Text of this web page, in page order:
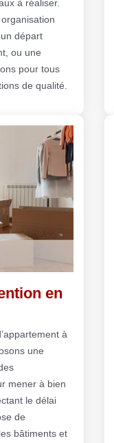
à réaliser.
départ
ou une
pour tous
de qualité.
en
à
une
mener à bien
le délai
de
bâtiments et